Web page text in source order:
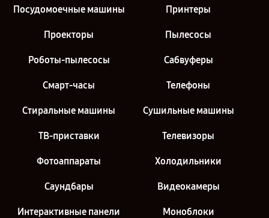
Посудомоечные машины Принтеры
Проекторы Пылесосы
Роботы-пылесосы Сабвуферы
Смарт-часы Телефоны
Стиральные машины Сушильные машины
ТВ-приставки Телевизоры
Фотоаппараты Холодильники
Саундбары Видеокамеры
Интерактивные панели Моноблоки